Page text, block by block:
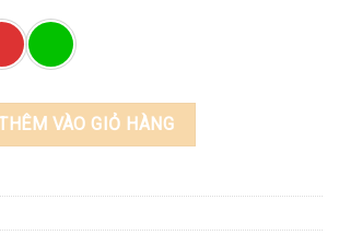
số lượng
VÀO GIỎ HÀNG